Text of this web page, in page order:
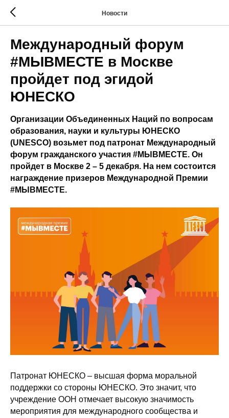
Новости
Международный форум
#МЫВМЕСТЕ в Москве
пройдет под эгидой
ЮНЕСКО
Организации Объединенных Наций по вопросам
образования, науки и культуры ЮНЕСКО
(UNESCO) возьмет под патронат Международный
форум гражданского участия #МЫВМЕСТЕ. Он
пройдет в Москве 2 – 5 декабря. На нем состоится
награждение призеров Международной Премии
#МЫВМЕСТЕ.
Патронат ЮНЕСКО – высшая форма моральной
поддержки со стороны ЮНЕСКО. Это значит, что
учреждение ООН отмечает высокую значимость
мероприятия для международного сообщества и